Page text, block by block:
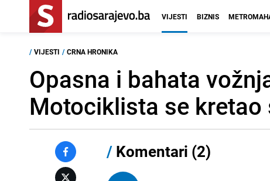
VIJESTI BIZNIS
/ VIJESTI / CRNA HRONIKA
Opasna i bahata
Motociklista se
/ Komentari (2)